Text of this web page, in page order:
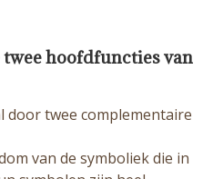
hoofdfuncties van
door twee complementaire
van de symboliek die in